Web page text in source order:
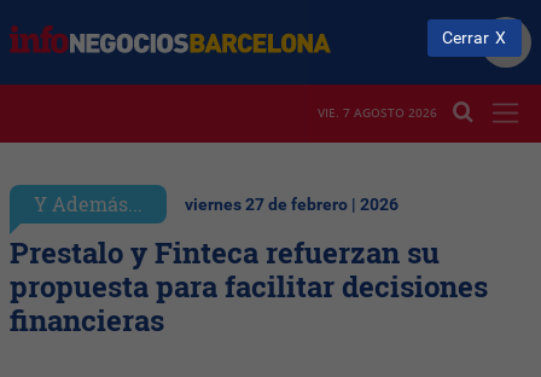
VIE. 7 AGOSTO 2026
Y Además... viernes 27 de febrero | 2026
Prestalo y Finteca refuerzan su
propuesta para facilitar decisiones
financieras
Cerrar